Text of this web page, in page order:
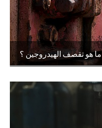
ما هو تقصف الهيدروجين ؟